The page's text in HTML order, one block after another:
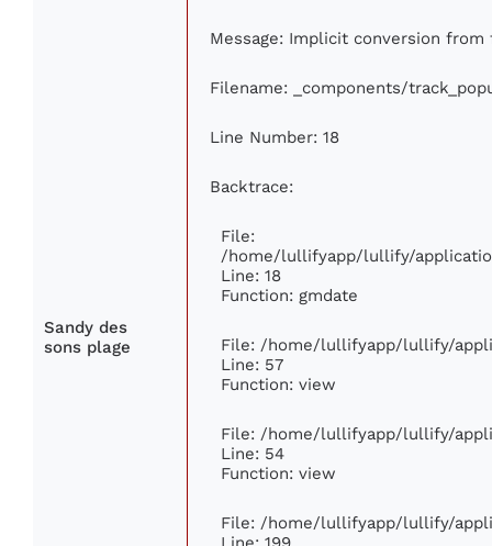
Sandy des
sons plage
Message: Implicit conversion
Filename: _components/
Line Number: 18
Backtrace:
File:
/home/lullifyapp/lullify/
Line: 18
Function: gmdate
File: /home/lullifyapp/lullify/
Line: 57
Function: view
File: /home/lullifyapp/lullify/
Line: 54
Function: view
File: /home/lullifyapp/lullify/